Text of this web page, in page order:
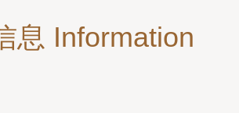
息 Information